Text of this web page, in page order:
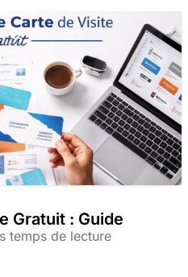
Gratuit : Guide
temps de lecture